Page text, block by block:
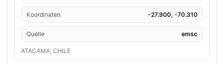
Koordinaten -27.900, -70.310
Quelle emsc
ATACAMA, CHILE